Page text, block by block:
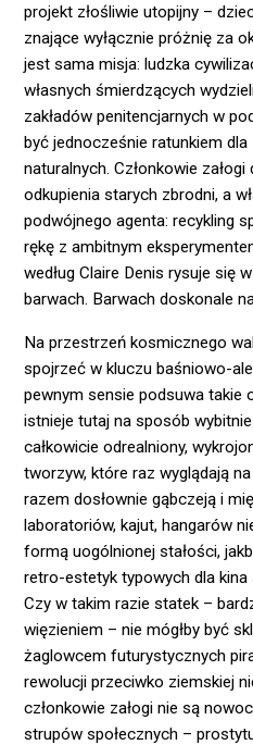
projekt złośliwie utopijny –
znające wyłącznie próżnię za
jest sama misja: ludzka
własnych śmierdzących
zakładów penitencjarnych w
być jednocześnie ratunkiem
naturalnych. Członkowie
odkupienia starych zbrodni, a
podwójnego agenta: recykling
rękę z ambitnym
według Claire Denis rysuje się
barwach. Barwach doskonale
Na przestrzeń kosmicznego
spojrzeć w kluczu baśniowo-
pewnym sensie podsuwa takie
istnieje tutaj na sposób
całkowicie odrealniony,
tworzyw, które raz wyglądają
razem dosłownie gąbczeją i
laboratoriów, kajut, hangarów
formą uogólnionej stałości,
retro-estetyk typowych dla
Czy w takim razie statek –
więzieniem – nie mógłby być
żaglowcem futurystycznych
rewolucji przeciwko ziemskiej
członkowie załogi nie są
strupów społecznych –